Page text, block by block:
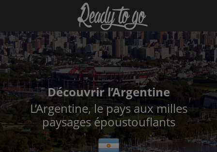
Découvrir l’Argentine
L’Argentine, le pays aux milles
paysages époustouflants